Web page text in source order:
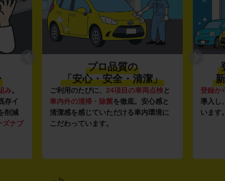
み。
存イ
削減
ズナブ
プロ品質の
「安心・安全・清潔」
ご利用のたびに、 24項目の車両点検と
車内外の清掃・除菌を徹底。安心感と
清潔感を感じていただける車内環境に
こだわっています。
登録か
導入し
います